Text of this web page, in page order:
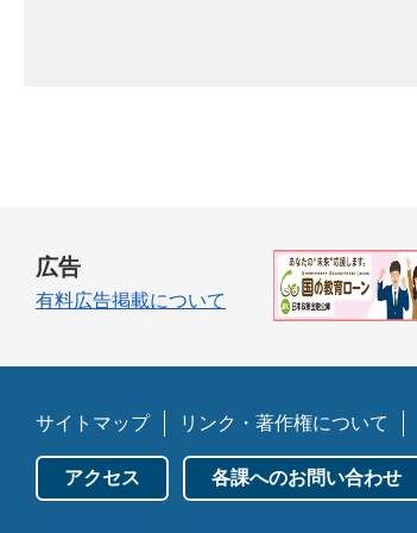
広告
有料広告掲載について
サイトマップ リンク・著作権について
アクセス 各課へのお問い合わせ